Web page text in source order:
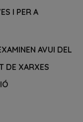
I PER A
AVUI DEL
DE XARXES